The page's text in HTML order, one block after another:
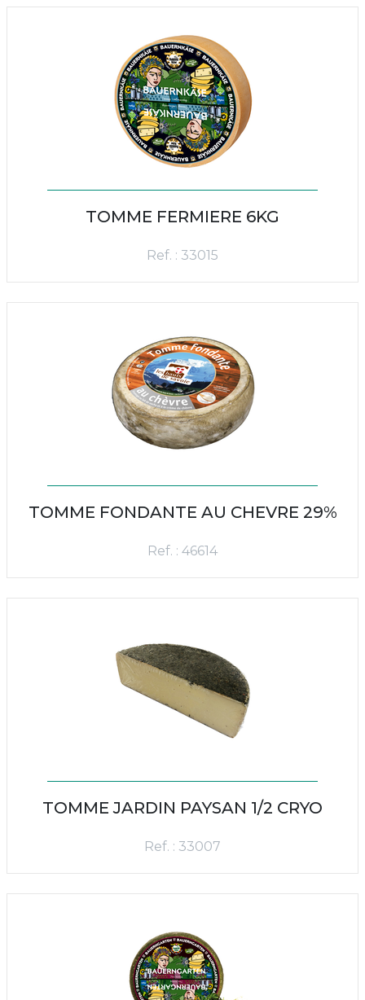
TOMME FERMIERE 6KG
Ref. : 33015
TOMME FONDANTE AU CHEVRE 29%
Ref. : 46614
TOMME JARDIN PAYSAN 1/2 CRYO
Ref. : 33007